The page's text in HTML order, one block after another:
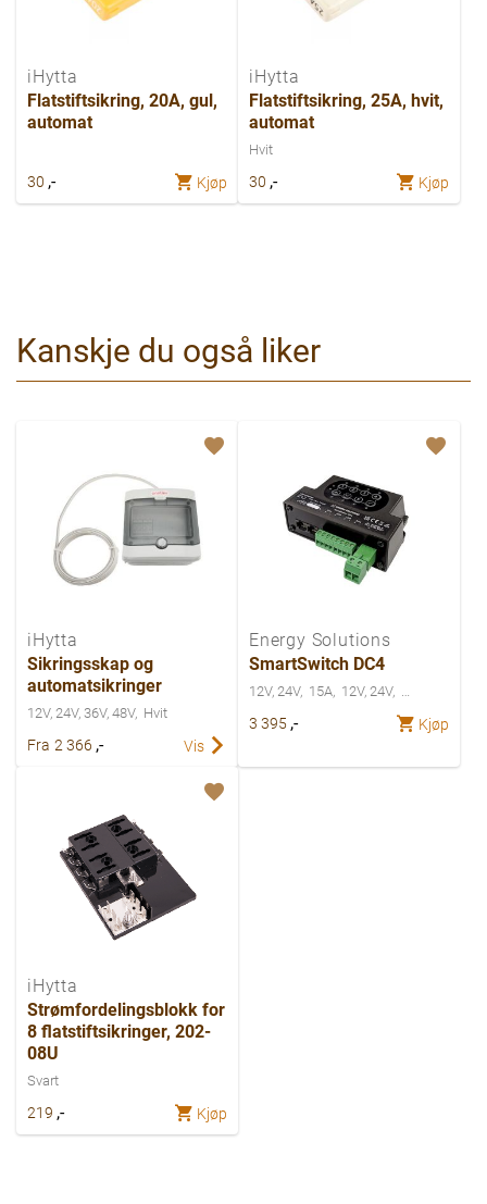
iHytta
Flatstiftsikring, 20A, gul,
automat
30 ,- Kjøp
iHytta
Flatstiftsikring, 25A, hvit,
automat
Hvit
30 ,- Kjøp
Kanskje du også liker
iHytta
Sikringsskap og
automatsikringer
12V, 24V, 36V, 48V Hvit
Fra 2 366 ,- Vis
Energy Solutions
SmartSwitch DC4
12V, 24V 15A 12V, 24V
3 395 ,- Kjøp
iHytta
Strømfordelingsblokk for
8 flatstiftsikringer, 202-
08U
Svart
219 ,- Kjøp